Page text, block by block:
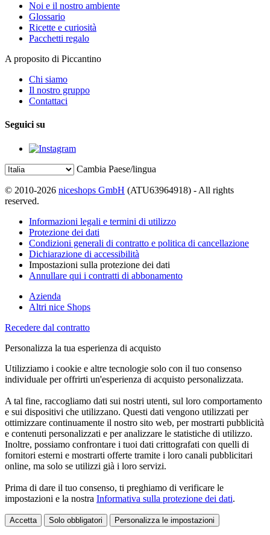
Noi e il nostro ambiente
Glossario
Ricette e curiosità
Pacchetti regalo
A proposito di Piccantino
Chi siamo
Il nostro gruppo
Contattaci
Seguici su
Cambia Paese/lingua
© 2010-2026 niceshops GmbH (ATU63964918) - All rights
reserved.
Informazioni legali e termini di utilizzo
Protezione dei dati
Condizioni generali di contratto e politica di cancellazione
Dichiarazione di accessibilità
Impostazioni sulla protezione dei dati
Annullare qui i contratti di abbonamento
Azienda
Altri nice Shops
Recedere dal contratto
Personalizza la tua esperienza di acquisto
Utilizziamo i cookie e altre tecnologie solo con il tuo consenso
individuale per offrirti un'esperienza di acquisto personalizzata.
A tal fine, raccogliamo dati sui nostri utenti, sul loro comportamento
e sui dispositivi che utilizzano. Questi dati vengono utilizzati per
ottimizzare continuamente il nostro sito web, per mostrarti pubblicità
e contenuti personalizzati e per analizzare le statistiche di utilizzo.
Inoltre, possiamo confrontare i tuoi dati crittografati con quelli di
fornitori esterni e mostrarti offerte tramite i loro canali pubblicitari
online, ma solo se utilizzi già i loro servizi.
Prima di dare il tuo consenso, ti preghiamo di verificare le
impostazioni e la nostra Informativa sulla protezione dei dati.
Accetta Solo obbligatori Personalizza le impostazioni